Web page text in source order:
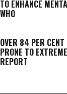
TO ENHANCE
WHO
OVER 84 PER
PRONE TO
REPORT